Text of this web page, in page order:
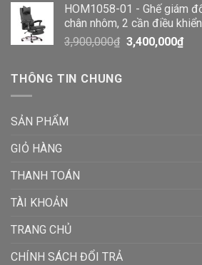
HOM1058-01 - Ghế giám
chân nhôm, 2 cần điều khiển
3,900,000₫ 3,400,000₫
THÔNG TIN CHUNG
SẢN PHẨM
GIỎ HÀNG
THANH TOÁN
TÀI KHOẢN
TRANG CHỦ
CHÍNH SÁCH ĐỔI TRẢ